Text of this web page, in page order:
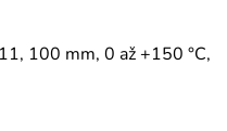
100 mm, 0 až +150 °C,